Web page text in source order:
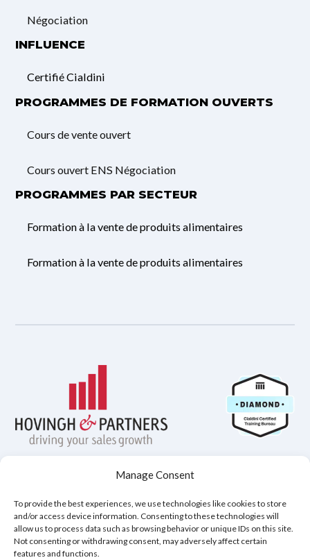
Manage Consent
To provide the best experiences, we use technologies like cookies to store
and/or access device information. Consenting to these technologies will
allow us to process data such as browsing behavior or unique IDs on this site.
Not consenting or withdrawing consent, may adversely affect certain
features and functions.
Négociation
INFLUENCE
Certifié Cialdini
PROGRAMMES DE FORMATION OUVERTS
Cours de vente ouvert
Cours ouvert ENS Négociation
PROGRAMMES PAR SECTEUR
Formation à la vente de produits alimentaires
Formation à la vente de produits alimentaires
Politique de confidentialité
Avis de non-responsabilité
Cookies (UE)